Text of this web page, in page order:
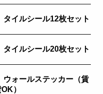
タイルシール12枚セット
タイルシール20枚セット
ウォールステッカー（賃
）